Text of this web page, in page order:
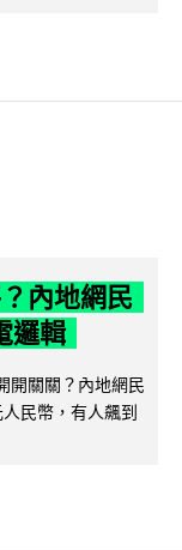
內地網民
邏輯
開關關？內地網民
民幣，有人飆到